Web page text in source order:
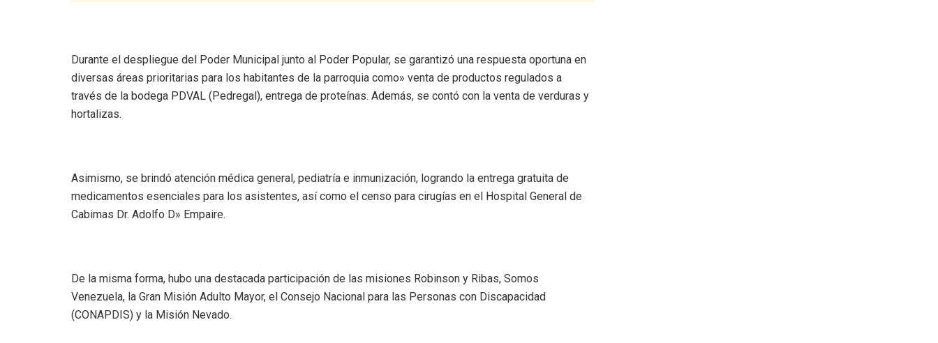
Durante el despliegue del Poder Municipal junto al Poder Popular, se garantizó una respuesta oportuna en
diversas áreas prioritarias para los habitantes de la parroquia como» venta de productos regulados a
través de la bodega PDVAL (Pedregal), entrega de proteínas. Además, se contó con la venta de verduras y
hortalizas.
Asimismo, se brindó atención médica general, pediatría e inmunización, logrando la entrega gratuita de
medicamentos esenciales para los asistentes, así como el censo para cirugías en el Hospital General de
Cabimas Dr. Adolfo D» Empaire.
De la misma forma, hubo una destacada participación de las misiones Robinson y Ribas, Somos
Venezuela, la Gran Misión Adulto Mayor, el Consejo Nacional para las Personas con Discapacidad
(CONAPDIS) y la Misión Nevado.